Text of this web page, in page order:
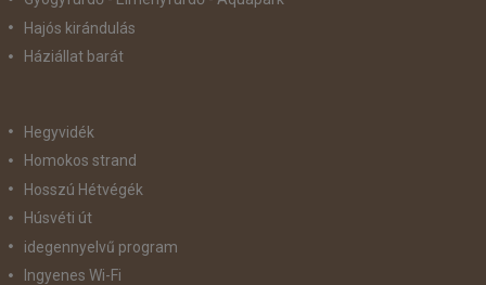
Hajós kirándulás
Háziállat barát
Hegyvidék
Homokos strand
Hosszú Hétvégék
Húsvéti út
idegennyelvű program
Ingyenes Wi-Fi